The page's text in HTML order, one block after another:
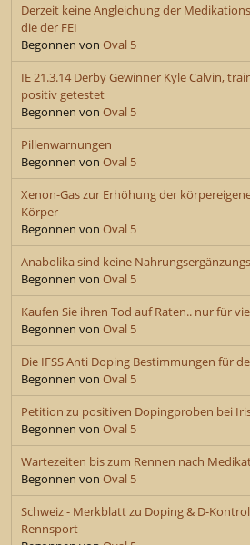
Derzeit keine Angleichung der
die der FEI
Begonnen von Oval 5
IE 21.3.14 Derby Gewinner Kyle Calvin,
positiv getestet
Begonnen von Oval 5
Pillenwarnungen
Begonnen von Oval 5
Xenon-Gas zur Erhöhung der
Körper
Begonnen von Oval 5
Anabolika sind keine
Begonnen von Oval 5
Kaufen Sie ihren Tod auf Raten.. nur für
Begonnen von Oval 5
Die IFSS Anti Doping Bestimmungen für
Begonnen von Oval 5
Petition zu positiven Dopingproben bei
Begonnen von Oval 5
Wartezeiten bis zum Rennen nach
Begonnen von Oval 5
Schweiz - Merkblatt zu Doping & D-
Rennsport